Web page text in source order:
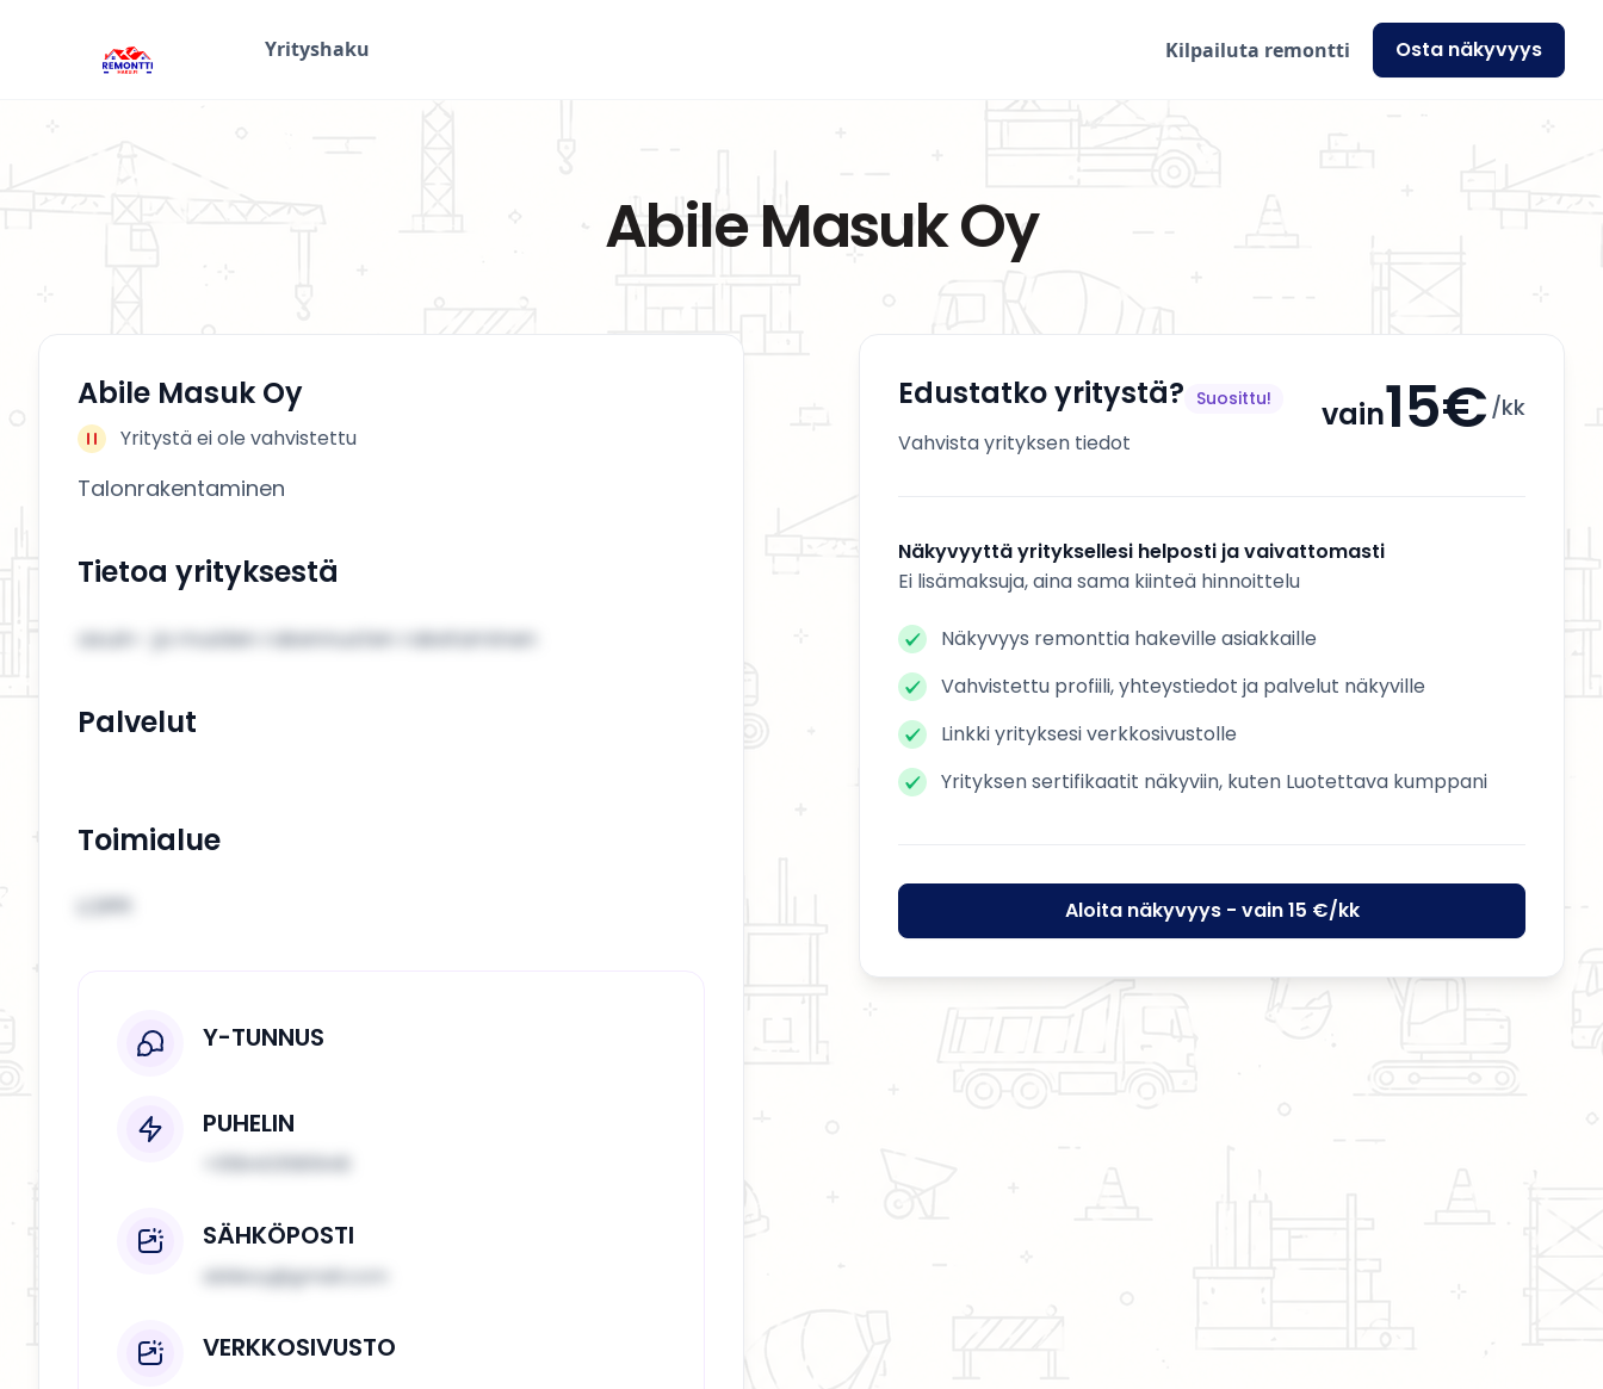
Yrityshaku Kilpailuta remontti Osta näkyvyys
Abile Masuk Oy
Abile Masuk Oy
Yritystä ei ole vahvistettu
Talonrakentaminen
Tietoa yrityksestä
asuin- ja muiden rakennusten raketaminen
Palvelut
Toimialue
LOPPI
Y-TUNNUS
PUHELIN
SÄHKÖPOSTI
abileoy@gmail.com
VERKKOSIVUSTO
Edustatko yritystä? Suosittu!
Vahvista yrityksen tiedot
vain15€ /kk
Näkyvyyttä yrityksellesi helposti ja vaivattomasti
Ei lisämaksuja, aina sama kiinteä hinnoittelu
Näkyvyys remonttia hakeville asiakkaille
Vahvistettu profiili, yhteystiedot ja palvelut näkyville
Linkki yrityksesi verkkosivustolle
Yrityksen sertifikaatit näkyviin, kuten Luotettava kumppani
Aloita näkyvyys - vain 15 €/kk